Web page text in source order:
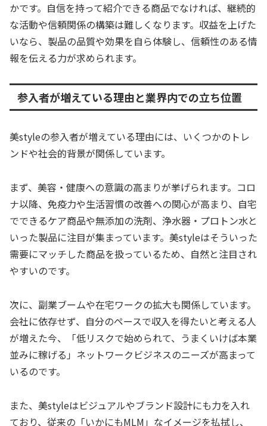
かです。自信を持って紹介できる商品でなければ、継続的
な活動や信頼関係の構築は難しくなります。収益を上げた
いなら、製品の品質や効果を自ら体験し、信頼性のある情
報を伝える力が求められます。
参入者が増えている理由と業界内での立ち位置
美styleの参入者が増えている理由には、いくつかのトレ
ンドや社会的背景が関係しています。
まず、美容・健康への意識の高まりが挙げられます。コロ
ナ以降、免疫力や生活習慣の改善への関心が高まり、自宅
でできるケア商品や無添加の洗剤、浄水器・プロトン水と
いった製品に注目が集まっています。美styleはそういった
需要にマッチした商品を扱っているため、自然と注目され
やすいのです。
次に、副業ブームや在宅ワークの拡大も関係しています。
会社に依存せず、自分のペースで収入を得たいと考える人
が増えた今、「低リスクで始められて、うまくいけば本業
並みに稼げる」ネットワークビジネスのニーズが高まって
いるのです。
また、美styleはビジュアルやブランド設計にも力を入れ
ており、従来の「いかにもMLM」なイメージを払拭し、